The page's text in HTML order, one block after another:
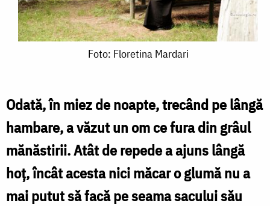
Mardari
Foto: Floretina Mardari
Odată, în miez de noapte, trecând pe lângă
hambare, a văzut un om ce fura din grâul
mănăstirii. Atât de repede a ajuns lângă
hoţ, încât acesta nici măcar o glumă nu a
mai putut să facă pe seama sacului său